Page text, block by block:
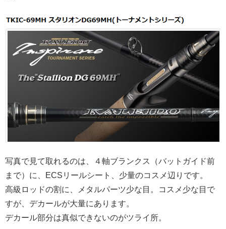
写真で見て取れるのは、４軸ブランクス（バットガイド前
まで）に、ECSリールシート、少量のコスメ辺りです。
高級ロッドの割に、メタルパーツ少な目。コスメ少な目で
すが、デカールが大量にあります。
デカール部分は真似できないのがツライ所。